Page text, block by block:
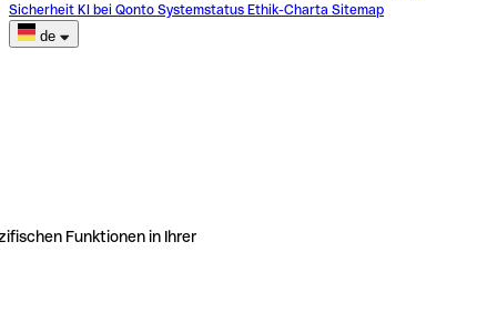
Sicherheit KI bei Qonto Systemstatus Ethik-Charta Sitemap
de
Funktionen in Ihrer